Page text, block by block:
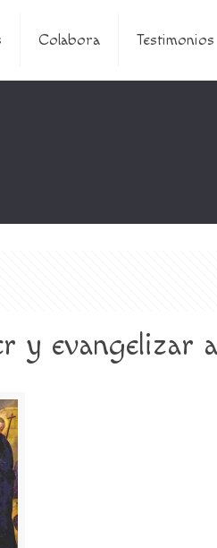
Colabora Testimonios
y evangelizar